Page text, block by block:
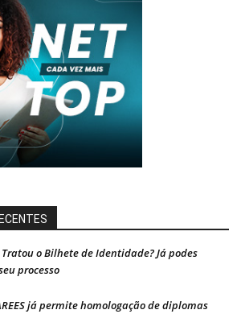
Tratou o Bilhete de Identidade? Já podes
processo
já permite homologação de diplomas